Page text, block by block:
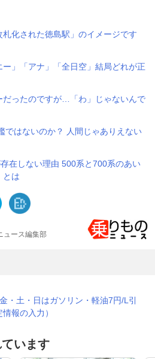
札化された徳島駅」のイメージです
ー」「アナ」「全日空」結局どれが正
だったのですが…「わ」じゃないんで
ではないのか？ 人間じゃありえない
在しない理由 500系と700系のあい
とは
ュース編集部
・土・日はガソリン・軽油7円/L引
報の入力）
います